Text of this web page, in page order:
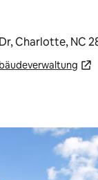
Charlotte, NC